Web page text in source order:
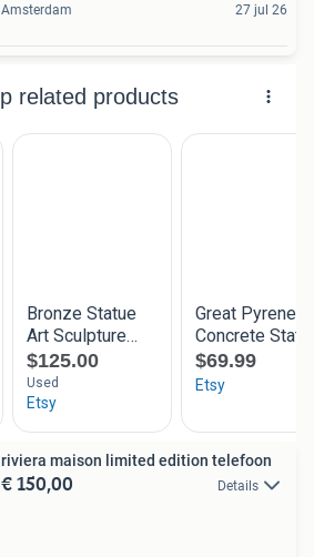
Amsterdam 27 jul 26
riviera maison limited edition telefoon
€ 150,00 Details